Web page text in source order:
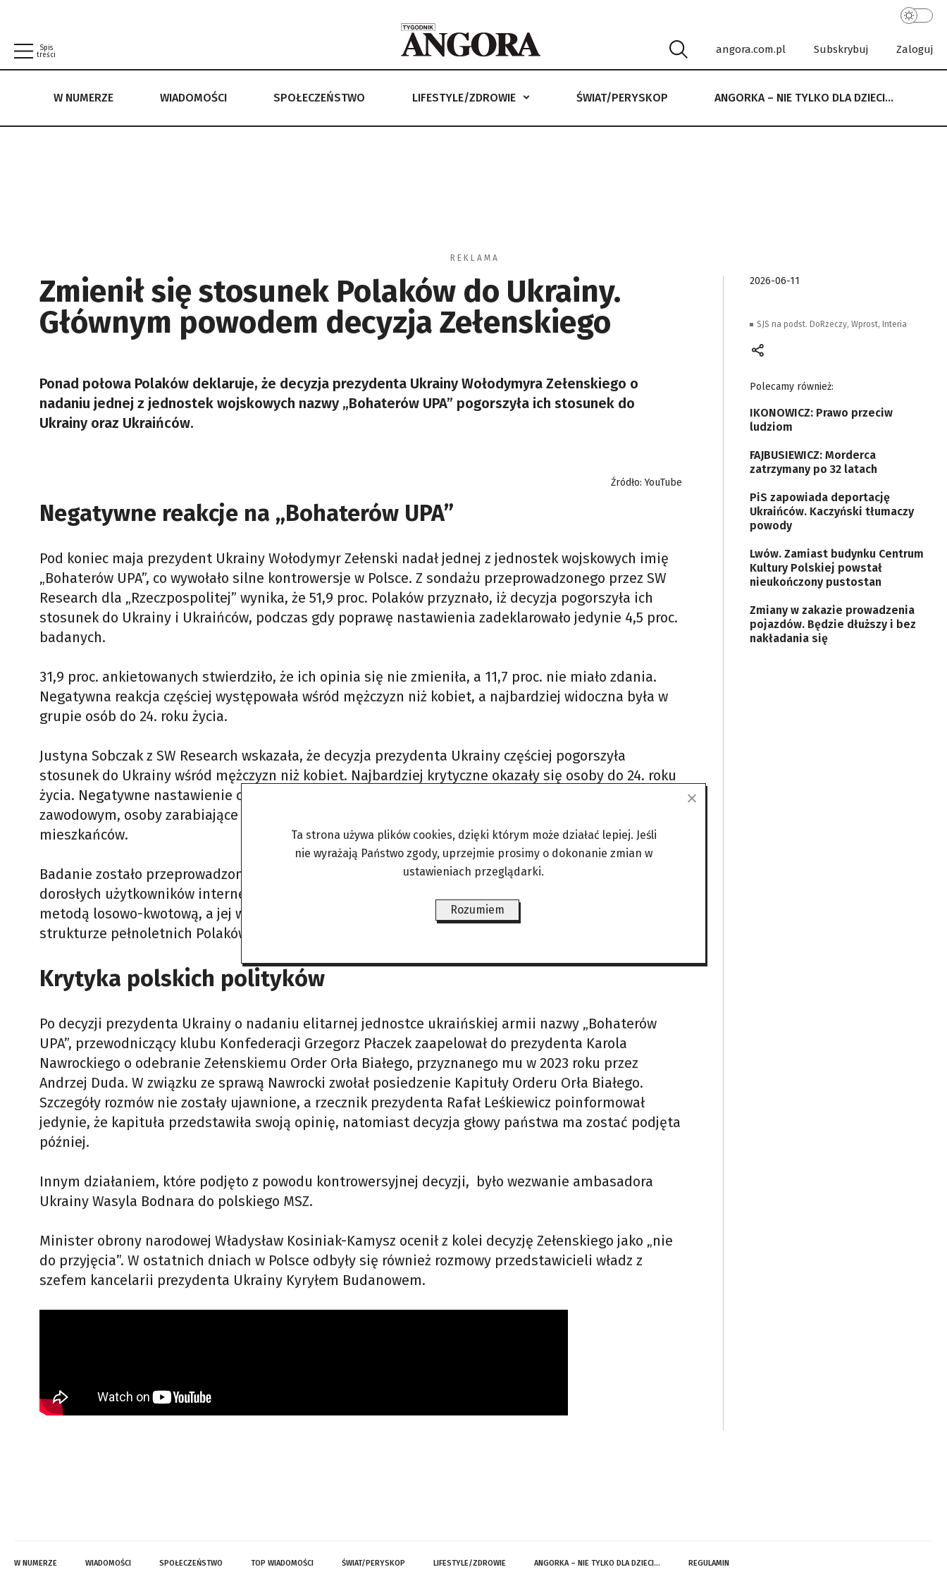
Spis
treści
angora.com.pl Subskrybuj Zaloguj
W NUMERZE WIADOMOŚCI SPOŁECZEŃSTWO LIFESTYLE/ZDROWIE ŚWIAT/PERYSKOP ANGORKA – NIE TYLKO DLA DZIECI…
W NUMERZE WIADOMOŚCI SPOŁECZEŃSTWO LIFESTYLE/ZDROWIE ŚWIAT/PERYSKOP ANGORKA – NIE TYLKO DLA DZIECI…
R E K L A M A
Zmienił się stosunek Polaków do Ukrainy.
Głównym powodem decyzja Zełenskiego
Ponad połowa Polaków deklaruje, że decyzja prezydenta Ukrainy Wołodymyra Zełenskiego o
nadaniu jednej z jednostek wojskowych nazwy „Bohaterów UPA” pogorszyła ich stosunek do
Ukrainy oraz Ukraińców.
Źródło: YouTube
Negatywne reakcje na „Bohaterów UPA”
Pod koniec maja prezydent Ukrainy Wołodymyr Zełenski nadał jednej z jednostek wojskowych imię
„Bohaterów UPA”, co wywołało silne kontrowersje w Polsce. Z sondażu przeprowadzonego przez SW
Research dla „Rzeczpospolitej” wynika, że 51,9 proc. Polaków przyznało, iż decyzja pogorszyła ich
stosunek do Ukrainy i Ukraińców, podczas gdy poprawę nastawienia zadeklarowało jedynie 4,5 proc.
badanych.
31,9 proc. ankietowanych stwierdziło, że ich opinia się nie zmieniła, a 11,7 proc. nie miało zdania.
Negatywna reakcja częściej występowała wśród mężczyzn niż kobiet, a najbardziej widoczna była w
grupie osób do 24. roku życia.
Justyna Sobczak z SW Research wskazała, że decyzja prezydenta Ukrainy częściej pogorszyła
stosunek do Ukrainy wśród mężczyzn niż kobiet. Najbardziej krytyczne okazały się osoby do 24. roku
życia. Negatywne nastawienie częściej deklarowali także respondenci z wykształceniem
zawodowym, osoby zarabiające do 3000 zł netto oraz mieszkańcy miast liczących od 100 do 199 tys.
mieszkańców.
Badanie zostało przeprowadzone przez SW Research w dniach 9–10 czerwca 2026 roku wśród 800
dorosłych użytkowników internetu korzystających z panelu on-line SW Panel. Próba została dobrana
metodą losowo-kwotową, a jej wyniki skorygowano za pomocą wag analitycznych, aby odpowiadały
strukturze pełnoletnich Polaków pod względem najważniejszych cech społeczno-demograficznych.
Krytyka polskich polityków
Po decyzji prezydenta Ukrainy o nadaniu elitarnej jednostce ukraińskiej armii nazwy „Bohaterów
UPA”, przewodniczący klubu Konfederacji Grzegorz Płaczek zaapelował do prezydenta Karola
Nawrockiego o odebranie Zełenskiemu Order Orła Białego, przyznanego mu w 2023 roku przez
Andrzej Duda. W związku ze sprawą Nawrocki zwołał posiedzenie Kapituły Orderu Orła Białego.
Szczegóły rozmów nie zostały ujawnione, a rzecznik prezydenta Rafał Leśkiewicz poinformował
jedynie, że kapituła przedstawiła swoją opinię, natomiast decyzja głowy państwa ma zostać podjęta
później.
Innym działaniem, które podjęto z powodu kontrowersyjnej decyzji, było wezwanie ambasadora
Ukrainy Wasyla Bodnara do polskiego MSZ.
Minister obrony narodowej Władysław Kosiniak-Kamysz ocenił z kolei decyzję Zełenskiego jako „nie
do przyjęcia”. W ostatnich dniach w Polsce odbyły się również rozmowy przedstawicieli władz z
szefem kancelarii prezydenta Ukrainy Kyryłem Budanowem.
2026-06-11
SJS na podst. DoRzeczy, Wprost, Interia
Polecamy również:
IKONOWICZ: Prawo przeciw
ludziom
FAJBUSIEWICZ: Morderca
zatrzymany po 32 latach
PiS zapowiada deportację
Ukraińców. Kaczyński tłumaczy
powody
Lwów. Zamiast budynku Centrum
Kultury Polskiej powstał
nieukończony pustostan
Zmiany w zakazie prowadzenia
pojazdów. Będzie dłuższy i bez
nakładania się
W NUMERZE WIADOMOŚCI SPOŁECZEŃSTWO TOP WIADOMOŚCI ŚWIAT/PERYSKOP LIFESTYLE/ZDROWIE ANGORKA – NIE TYLKO DLA DZIECI… REGULAMIN
Ta strona używa plików cookies, dzięki którym może działać lepiej. Jeśli
nie wyrażają Państwo zgody, uprzejmie prosimy o dokonanie zmian w
ustawieniach przeglądarki.
Rozumiem